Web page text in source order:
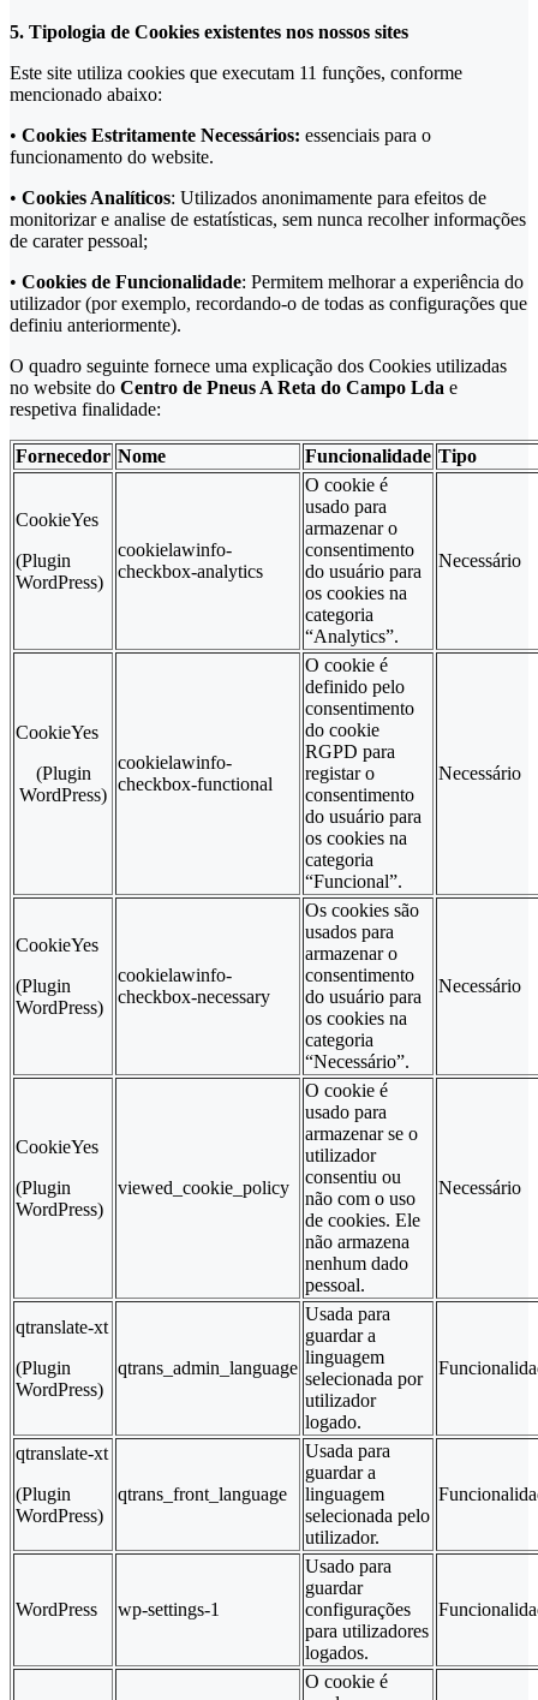
5. Tipologia de Cookies existentes nos nossos sites
Este site utiliza cookies que executam 11 funções, conforme
mencionado abaixo:
• Cookies Estritamente Necessários: essenciais para o
funcionamento do website.
• Cookies Analíticos: Utilizados anonimamente para efeitos de
monitorizar e analise de estatísticas, sem nunca recolher informações
de carater pessoal;
• Cookies de Funcionalidade: Permitem melhorar a experiência do
utilizador (por exemplo, recordando-o de todas as configurações que
definiu anteriormente).
O quadro seguinte fornece uma explicação dos Cookies utilizadas
no website do Centro de Pneus A Reta do Campo Lda e
respetiva finalidade:
Fornecedor Nome Funcionalidade Tipo
CookieYes
(Plugin
WordPress)
cookielawinfo-
checkbox-analytics
O cookie é
usado para
armazenar o
consentimento
do usuário para
os cookies na
categoria
“Analytics”.
Necessário
CookieYes
(Plugin
WordPress)
cookielawinfo-
checkbox-functional
O cookie é
definido pelo
consentimento
do cookie
RGPD para
registar o
consentimento
do usuário para
os cookies na
categoria
“Funcional”.
Necessário
CookieYes
(Plugin
WordPress)
cookielawinfo-
checkbox-necessary
Os cookies são
usados para
armazenar o
consentimento
do usuário para
os cookies na
categoria
“Necessário”.
Necessário
CookieYes
(Plugin
WordPress)
viewed_cookie_policy
O cookie é
usado para
armazenar se o
utilizador
consentiu ou
não com o uso
de cookies. Ele
não armazena
nenhum dado
pessoal.
Necessário
qtranslate-xt
(Plugin
WordPress)
qtrans_admin_language
Usada para
guardar a
linguagem
selecionada por
utilizador
logado.
qtranslate-xt
(Plugin
WordPress)
qtrans_front_language
Usada para
guardar a
linguagem
selecionada pelo
utilizador.
WordPress wp-settings-1
Usado para
guardar
configurações
para utilizadores
logados.
O cookie é